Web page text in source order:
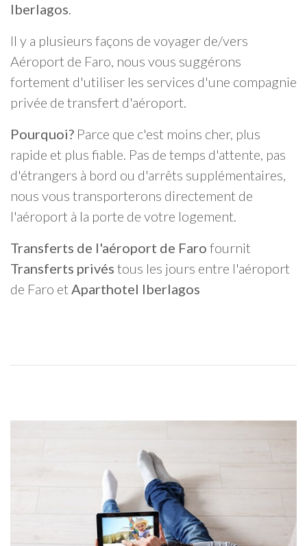
Iberlagos.
Il y a plusieurs façons de voyager de/vers
Aéroport de Faro, nous vous suggérons
fortement d'utiliser les services d'une compagnie
privée de transfert d'aéroport.
Pourquoi? Parce que c'est moins cher, plus
rapide et plus fiable. Pas de temps d'attente, pas
d'étrangers à bord ou d'arrêts supplémentaires,
nous vous transporterons directement de
l'aéroport à la porte de votre logement.
Transferts de l'aéroport de Faro fournit
Transferts privés tous les jours entre l'aéroport
de Faro et Aparthotel Iberlagos